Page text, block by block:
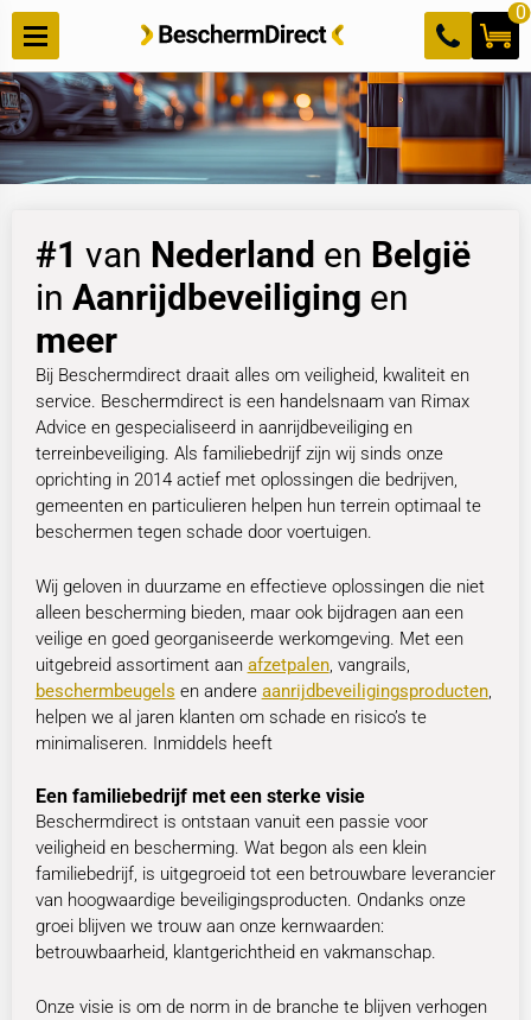
Meteen
naar de
content
0
#1 van Nederland en België
in Aanrijdbeveiliging en
meer
Bij Beschermdirect draait alles om veiligheid, kwaliteit en
service. Beschermdirect is een handelsnaam van Rimax
Advice en gespecialiseerd in aanrijdbeveiliging en
terreinbeveiliging. Als familiebedrijf zijn wij sinds onze
oprichting in 2014 actief met oplossingen die bedrijven,
gemeenten en particulieren helpen hun terrein optimaal te
beschermen tegen schade door voertuigen.
Wij geloven in duurzame en effectieve oplossingen die niet
alleen bescherming bieden, maar ook bijdragen aan een
veilige en goed georganiseerde werkomgeving. Met een
uitgebreid assortiment aan afzetpalen, vangrails,
beschermbeugels en andere aanrijdbeveiligingsproducten,
helpen we al jaren klanten om schade en risico’s te
minimaliseren. Inmiddels heeft
Een familiebedrijf met een sterke visie
Beschermdirect is ontstaan vanuit een passie voor
veiligheid en bescherming. Wat begon als een klein
familiebedrijf, is uitgegroeid tot een betrouwbare leverancier
van hoogwaardige beveiligingsproducten. Ondanks onze
groei blijven we trouw aan onze kernwaarden:
betrouwbaarheid, klantgerichtheid en vakmanschap.
Onze visie is om de norm in de branche te blijven verhogen